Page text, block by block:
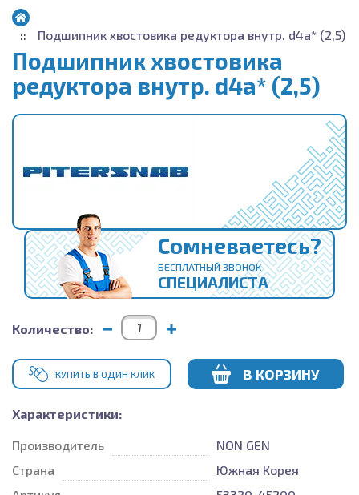
Подшипник хвостовика редуктора внутр. d4a* (2,5)
Подшипник хвостовика
редуктора внутр. d4a* (2,5)
Сомневаетесь?
БЕСПЛАТНЫЙ ЗВОНОК
СПЕЦИАЛИСТА
Количество:
КУПИТЬ В ОДИН КЛИК В КОРЗИНУ
Характеристики:
Производитель
NON GEN
Страна
Южная Корея